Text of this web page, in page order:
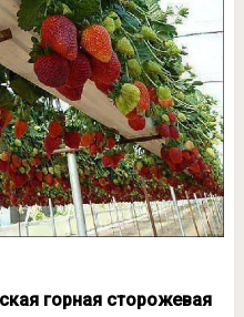
горная сторожевая